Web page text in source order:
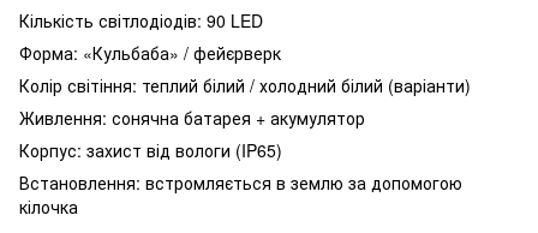
Кількість світлодіодів: 90 LED
Форма: «Кульбаба» / фейєрверк
Колір світіння: теплий білий / холодний білий (варіанти)
Живлення: сонячна батарея + акумулятор
Корпус: захист від вологи (IP65)
Встановлення: встромляється в землю за допомогою
кілочка